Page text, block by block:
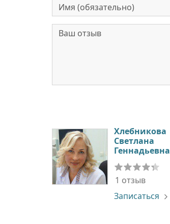
Хлебникова
Светлана
Геннадьевна
1 отзыв
Записаться